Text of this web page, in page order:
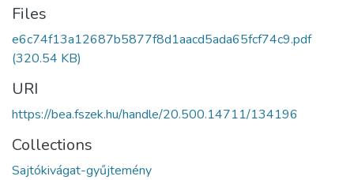
Files
e6c74f13a12687b5877f8d1aacd5ada65fcf74c9.pdf
(320.54 KB)
URI
https://bea.fszek.hu/handle/20.500.14711/134196
Collections
Sajtókivágat-gyűjtemény